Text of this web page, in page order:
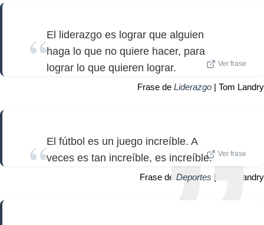
El liderazgo es lograr que alguien
haga lo que no quiere hacer, para
lograr lo que quieren lograr.
Ver frase
Frase de Liderazgo | Tom Landry
El fútbol es un juego increíble. A
veces es tan increíble, es increíble.
Ver frase
Frase de Deportes | Tom Landry